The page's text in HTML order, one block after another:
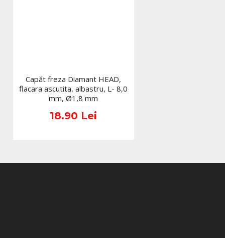
Capăt freza Diamant HEAD,
flacara ascutita, albastru, L- 8,0
mm, Ø1,8 mm
18.90 Lei